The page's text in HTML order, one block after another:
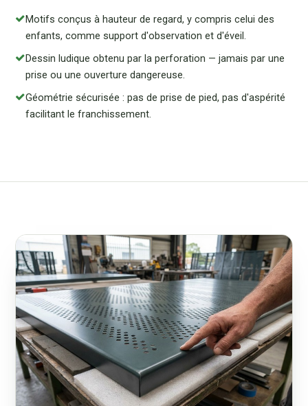
Motifs conçus à hauteur de regard, y compris celui des
enfants, comme support d'observation et d'éveil.
Dessin ludique obtenu par la perforation — jamais par une
prise ou une ouverture dangereuse.
Géométrie sécurisée : pas de prise de pied, pas d'aspérité
facilitant le franchissement.